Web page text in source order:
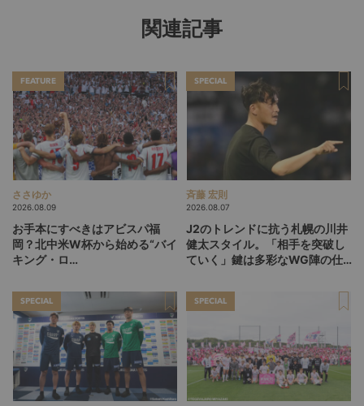
関連記事
FEATURE
ささゆか
2026.08.09
お手本にすべきはアビスパ福
岡？北中米W杯から始める“バイ
キング・ロ
探す旅
SPECIAL
斉藤 宏則
2026.08.07
J2のトレンドに抗う札幌の川井
健太スタイル。「相手を突破し
ていく」鍵は多彩なWG陣の仕
SPECIAL SPECIAL